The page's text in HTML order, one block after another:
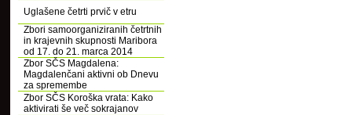
Uglašene četrti prvič v etru
Zbori samoorganiziranih četrtnih
in krajevnih skupnosti Maribora
od 17. do 21. marca 2014
Zbor SČS Magdalena:
Magdalenčani aktivni ob Dnevu
za spremembe
Zbor SČS Koroška vrata: Kako
aktivirati še več sokrajanov